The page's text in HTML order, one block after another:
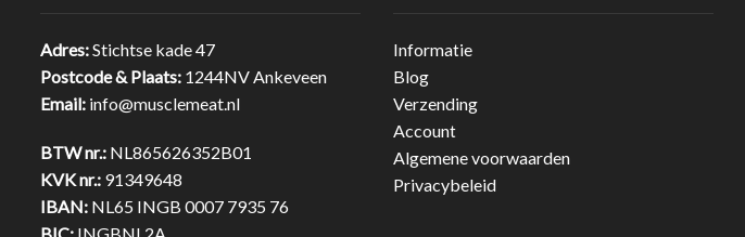
Adres:Stichtse kade 47
Postcode & Plaats: 1244NV Ankeveen
Email: info@musclemeat.nl
BTW nr.: NL865626352B01
KVK nr.: 91349648
IBAN: NL65 INGB 0007 7935 76
Informatie
Blog
Verzending
Account
Algemene voorwaarden
Privacybeleid